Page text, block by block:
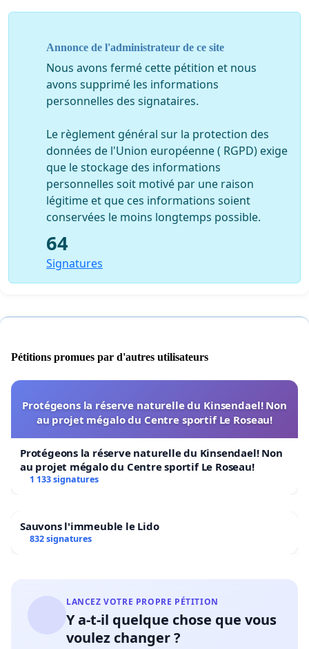
Annonce de l'administrateur de ce site
Nous avons fermé cette pétition et nous
avons supprimé les informations
personnelles des signataires.
Le règlement général sur la protection des
données de l'Union européenne ( RGPD) exige
que le stockage des informations
personnelles soit motivé par une raison
légitime et que ces informations soient
conservées le moins longtemps possible.
64
Signatures
Pétitions promues par d'autres utilisateurs
Protégeons la réserve naturelle du Kinsendael! Non
au projet mégalo du Centre sportif Le Roseau!
Protégeons la réserve naturelle du Kinsendael! Non
au projet mégalo du Centre sportif Le Roseau!
1 133 signatures
Sauvons l'immeuble le Lido
832 signatures
LANCEZ VOTRE PROPRE PÉTITION
Y a-t-il quelque chose que vous
voulez changer ?